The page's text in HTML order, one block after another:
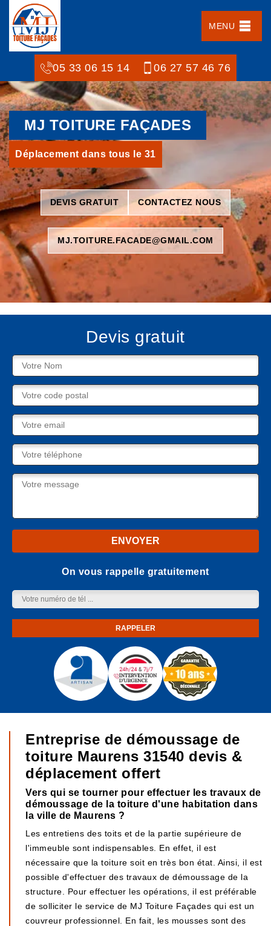
MENU
05 33 06 15 14 06 27 57 46 76
MJ TOITURE FAÇADES
Déplacement dans tous le 31
DEVIS GRATUIT CONTACTEZ NOUS
MJ.TOITURE.FACADE@GMAIL.COM
Devis gratuit
On vous rappelle gratuitement
Entreprise de démoussage de
toiture Maurens 31540 devis &
déplacement offert
Vers qui se tourner pour effectuer les travaux de
démoussage de la toiture d'une habitation dans
la ville de Maurens ?
Les entretiens des toits et de la partie supérieure de
l'immeuble sont indispensables. En effet, il est
nécessaire que la toiture soit en très bon état. Ainsi, il est
possible d'effectuer des travaux de démoussage de la
structure. Pour effectuer les opérations, il est préférable
de solliciter le service de MJ Toiture Façades qui est un
couvreur professionnel. En fait, les mousses sont des